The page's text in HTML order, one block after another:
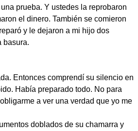
prueba. Y ustedes la reprobaron
el dinero. También se comieron
y le dejaron a mi hijo dos
basura.
Entonces comprendí su silencio en
Había preparado todo. No para
a ver una verdad que yo me
doblados de su chamarra y